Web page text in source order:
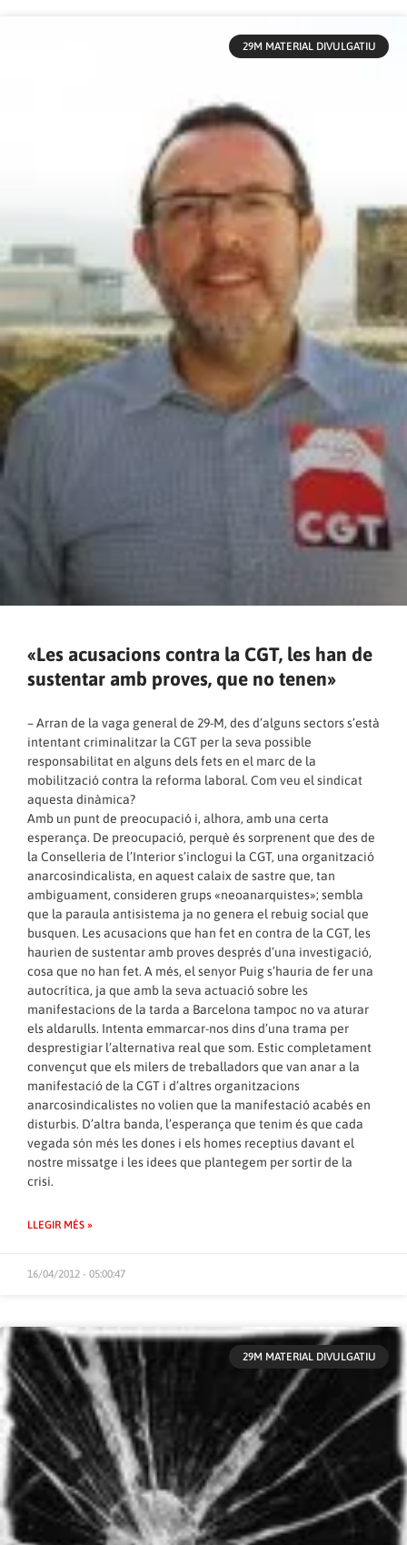
29M MATERIAL DIVULGATIU
«Les acusacions contra la CGT, les han de
sustentar amb proves, que no tenen»
– Arran de la vaga general de 29-M, des d’alguns sectors s’està
intentant criminalitzar la CGT per la seva possible
responsabilitat en alguns dels fets en el marc de la
mobilització contra la reforma laboral. Com veu el sindicat
aquesta dinàmica?
Amb un punt de preocupació i, alhora, amb una certa
esperança. De preocupació, perquè és sorprenent que des de
la Conselleria de l’Interior s’inclogui la CGT, una organització
anarcosindicalista, en aquest calaix de sastre que, tan
ambiguament, consideren grups «neoanarquistes»; sembla
que la paraula antisistema ja no genera el rebuig social que
busquen. Les acusacions que han fet en contra de la CGT, les
haurien de sustentar amb proves després d’una investigació,
cosa que no han fet. A més, el senyor Puig s’hauria de fer una
autocrítica, ja que amb la seva actuació sobre les
manifestacions de la tarda a Barcelona tampoc no va aturar
els aldarulls. Intenta emmarcar-nos dins d’una trama per
desprestigiar l’alternativa real que som. Estic completament
convençut que els milers de treballadors que van anar a la
manifestació de la CGT i d’altres organitzacions
anarcosindicalistes no volien que la manifestació acabés en
disturbis. D’altra banda, l’esperança que tenim és que cada
vegada són més les dones i els homes receptius davant el
nostre missatge i les idees que plantegem per sortir de la
crisi.
LLEGIR MÉS »
16/04/2012 - 05:00:47
29M MATERIAL DIVULGATIU